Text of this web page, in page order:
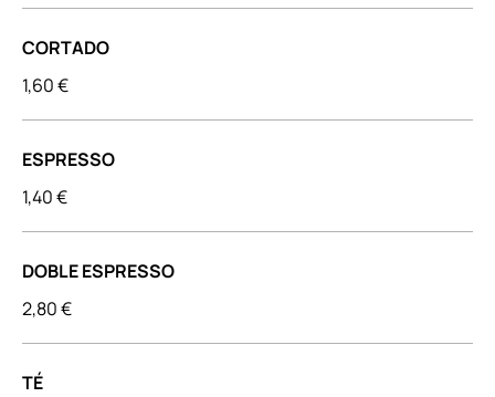
CORTADO
1,60 €
ESPRESSO
1,40 €
DOBLE ESPRESSO
2,80 €
TÉ